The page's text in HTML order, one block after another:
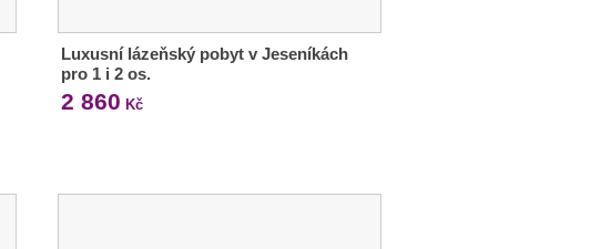
Luxusní lázeňský pobyt v Jeseníkách
pro 1 i 2 os.
2 860 Kč